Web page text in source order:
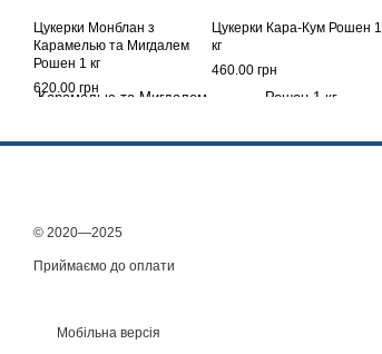
Цукерки Монблан з
Карамелью та Мигдалем
Рошен 1 кг
620.00 грн
Цукерки Кара-Кум Рошен 1
кг
460.00 грн
© 2020—2025
Приймаємо до оплати
Мобільна версія